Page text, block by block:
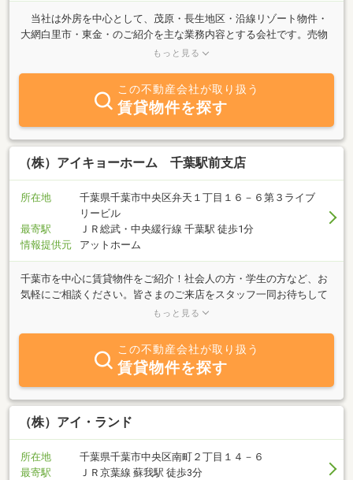
当社は外房を中心として、茂原・長生地区・沿線リゾート物件・
大網白里市・東金・のご紹介を主な業務内容とする会社です。売物
件情報に登録以外のご案内は、やさしく見やすい・ホームページか
様のお役に立てるよう、スピーディな対応を心掛けてまいります。
もっと見る
この不動産会社が取り扱う
賃貸物件を探す
（株）アイキョーホーム 千葉駅前支店
所在地
千葉県千葉市中央区弁天１丁目１６－６第３ライブ
リービル
最寄駅
ＪＲ総武・中央緩行線 千葉駅 徒歩1分
情報提供元
アットホーム
千葉市を中心に賃貸物件をご紹介！社会人の方・学生の方など、お
気軽にご相談ください。皆さまのご来店をスタッフ一同お待ちして
おります♪お気軽にフリーダイヤル【0120-18-2556】アイキョーホ
もっと見る
この不動産会社が取り扱う
賃貸物件を探す
（株）アイ・ランド
所在地
千葉県千葉市中央区南町２丁目１４－６
最寄駅
ＪＲ京葉線 蘇我駅 徒歩3分